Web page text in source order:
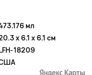
мл
x 6.1 x 6.1 см
18209